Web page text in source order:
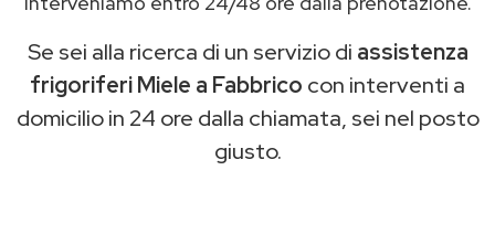
Se sei alla ricerca di un servizio di assistenza
frigoriferi Miele a Fabbrico con interventi a
domicilio in 24 ore dalla chiamata, sei nel posto
giusto.